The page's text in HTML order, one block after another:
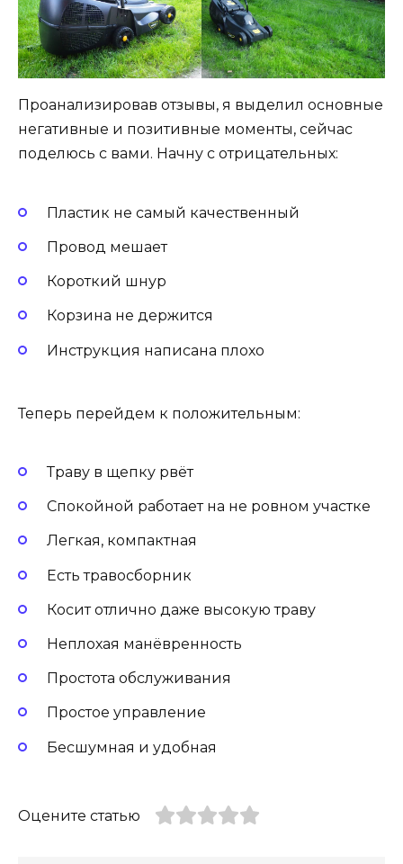
Проанализировав отзывы, я выделил основные
негативные и позитивные моменты, сейчас
поделюсь с вами. Начну с отрицательных:
Пластик не самый качественный
Провод мешает
Короткий шнур
Корзина не держится
Инструкция написана плохо
Теперь перейдем к положительным:
Траву в щепку рвёт
Спокойной работает на не ровном участке
Легкая, компактная
Есть травосборник
Косит отлично даже высокую траву
Неплохая манёвренность
Простота обслуживания
Простое управление
Бесшумная и удобная
Оцените статью